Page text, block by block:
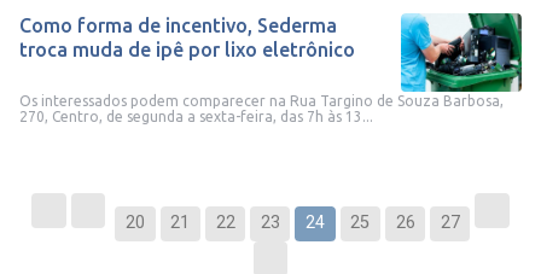
Como forma de incentivo, Sederma
troca muda de ipê por lixo eletrônico
Os interessados podem comparecer na Rua Targino de Souza Barbosa,
270, Centro, de segunda a sexta-feira, das 7h às 13...
20 21 22 23 24 25 26 27